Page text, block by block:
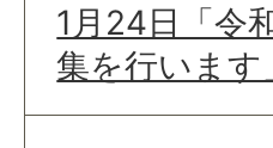
1月24日「令
集を行います